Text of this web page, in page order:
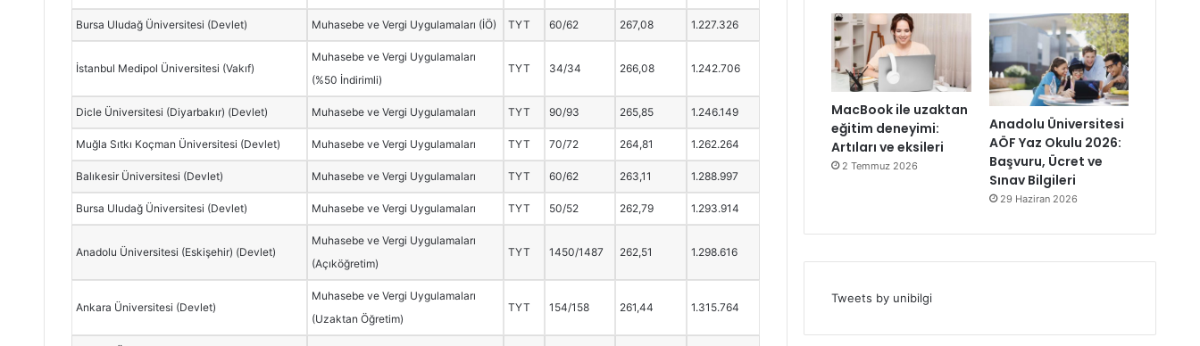
Bursa Uludağ Üniversitesi (Devlet) Muhasebe ve Vergi Uygulamaları (İÖ) TYT 60/62 267,08 1.227.326
İstanbul Medipol Üniversitesi (Vakıf)
Muhasebe ve Vergi Uygulamaları
(%50 İndirimli)
TYT 34/34 266,08 1.242.706
Dicle Üniversitesi (Diyarbakır) (Devlet) Muhasebe ve Vergi Uygulamaları TYT 90/93 265,85 1.246.149
Muğla Sıtkı Koçman Üniversitesi (Devlet) Muhasebe ve Vergi Uygulamaları TYT 70/72 264,81 1.262.264
Balıkesir Üniversitesi (Devlet) Muhasebe ve Vergi Uygulamaları TYT 60/62 263,11 1.288.997
Bursa Uludağ Üniversitesi (Devlet) Muhasebe ve Vergi Uygulamaları TYT 50/52 262,79 1.293.914
Anadolu Üniversitesi (Eskişehir) (Devlet)
Muhasebe ve Vergi Uygulamaları
(Açıköğretim)
TYT 1450/1487 262,51 1.298.616
Ankara Üniversitesi (Devlet)
Muhasebe ve Vergi Uygulamaları
(Uzaktan Öğretim)
TYT 154/158 261,44 1.315.764
MacBook ile uzaktan
eğitim deneyimi:
Artıları ve eksileri
2 Temmuz 2026
Anadolu Üniversitesi
AÖF Yaz Okulu 2026:
Başvuru, Ücret ve
Sınav Bilgileri
29 Haziran 2026
Tweets by unibilgi